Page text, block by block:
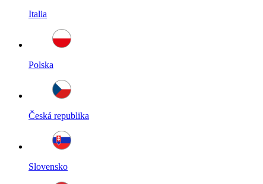
Italia
Polska
Česká republika
Slovensko